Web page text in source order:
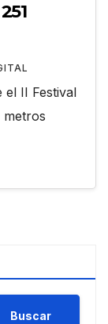
II Festival
metros
Buscar